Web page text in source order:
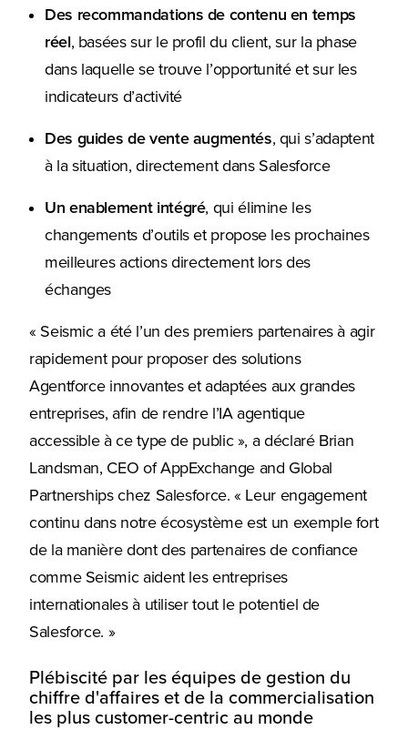
Des recommandations de contenu en temps
réel, basées sur le profil du client, sur la phase
dans laquelle se trouve l’opportunité et sur les
indicateurs d’activité
Des guides de vente augmentés, qui s’adaptent
à la situation, directement dans Salesforce
Un enablement intégré, qui élimine les
changements d’outils et propose les prochaines
meilleures actions directement lors des
échanges
« Seismic a été l’un des premiers partenaires à agir
rapidement pour proposer des solutions
Agentforce innovantes et adaptées aux grandes
entreprises, afin de rendre l’IA agentique
accessible à ce type de public », a déclaré Brian
Landsman, CEO of AppExchange and Global
Partnerships chez Salesforce. « Leur engagement
continu dans notre écosystème est un exemple fort
de la manière dont des partenaires de confiance
comme Seismic aident les entreprises
internationales à utiliser tout le potentiel de
Salesforce. »
Plébiscité par les équipes de gestion du
chiffre d'affaires et de la commercialisation
les plus customer-centric au monde